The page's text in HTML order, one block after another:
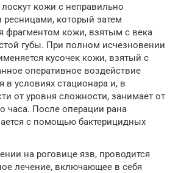
кожи с неправильно
ресницами, который затем
фрагментом кожи, взятым с века
губы. При полном исчезновении
кусочек кожи, взятый с
оперативное воздействие
в условиях стационара и, в
от уровня сложности, занимает от
часа. После операции рана
с помощью бактерицидных
на роговице язв, проводится
лечение, включающее в себя